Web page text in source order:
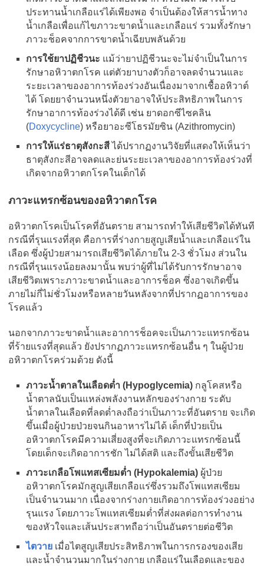
ประทานน้ำเกลือแร่ได้เพียงพอ จำเป็นต้องให้สารน้ำทาง
น้ำเกลือเพื่อแก้ไขภาวะขาดน้ำและเกลือแร่ รวมทั้งรักษา
ภาวะช็อคจากการขาดน้ำเฉียบพลันด้วย
การใช้ยาปฏิชีวนะ แม้ว่ายาปฏิชีวนะจะไม่จำเป็นในการ
รักษาอหิวาตกโรค แต่ตัวยาบางตัวก็อาจลดจำนวนและ
ระยะเวลาของอาการท้องร่วงอันเนื่องมาจากเชื้ออหิวาต์
ได้ โดยยาจำนวนหนึ่งตัวยาอาจให้ประสิทธิภาพในการ
รักษาอาการท้องร่วงได้ดี เช่น ยาดอกซีไซคลิน
(Doxycycline) หรือยาอะซีโธรมัยซิน (Azithromycin)
การให้แร่ธาตุสังกะสีได้ปรากฏงานวิจัยที่แสดงให้เห็นว่า
ธาตุสังกะสีอาจลดและย่นระยะเวลาของอาการท้องร่วงที่
เกิดจากอหิวาตกโรคในเด็กได้
ภาวะแทรกซ้อนของอหิวาตกโรค
อหิวาตกโรคเป็นโรคที่อันตราย สามารถทำให้เสียชีวิตได้ทันที
กรณีที่รุนแรงที่สุด คือการที่ร่างกายสูญเสียน้ำและเกลือแร่ใน
เลือด ซึ่งผู้ป่วยสามารถเสียชีวิตได้ภายใน 2-3 ชั่วโมง ส่วนใน
กรณีที่รุนแรงน้อยลงมานั้น พบว่าผู้ที่ไม่ได้รับการรักษาอาจ
เสียชีวิตเพราะภาวะขาดน้ำและอาการช็อค ซึ่งอาจเกิดขึ้น
ภายไม่กี่ไม่ชั่วโมงหรือหลายวันหลังจากที่ปรากฏอาการของ
โรคแล้ว
นอกจากภาวะขาดน้ำและอาการช็อคจะเป็นภาวะแทรกซ้อน
ที่ร้ายแรงที่สุดแล้ว ยังปรากฏภาวะแทรกซ้อนอื่น ๆ ในผู้ป่วย
อหิวาตกโรคร่วมด้วย ดังนี้
ภาวะน้ำตาลในเลือดต่ำ (Hypoglycemia) กลูโคสหรือ
น้ำตาลนับเป็นแหล่งพลังงานหลักของร่างกาย ระดับ
น้ำตาลในเลือดที่ลดต่ำลงถือว่าเป็นภาวะที่อันตราย จะเกิด
ขึ้นเมื่อผู้ป่วยป่วยจนกินอาหารไม่ได้ เด็กที่ป่วยเป็น
อหิวาตกโรคมีความเสี่ยงสูงที่จะเกิดภาวะแทรกซ้อนนี้
โดยเด็กจะเกิดอาการชัก ไม่ได้สติ และถึงขั้นเสียชีวิต
ภาวะเกลือโพแทสเซียมต่ำ (Hypokalemia) ผู้ป่วย
อหิวาตกโรคมักสูญเสียเกลือแร่ซึ่งรวมถึงโพแทสเซียม
เป็นจำนวนมาก เนื่องจากร่างกายเกิดอาการท้องร่วงอย่าง
รุนแรง โดยภาวะโพแทสเซียมต่ำที่ส่งผลต่อการทำงาน
ของหัวใจและเส้นประสาทถือว่าเป็นอันตรายต่อชีวิต
ไตวาย เมื่อไตสูญเสียประสิทธิภาพในการกรองของเสีย
และน้ำจำนวนมากในร่างกาย เกลือแร่ในเลือดและของ